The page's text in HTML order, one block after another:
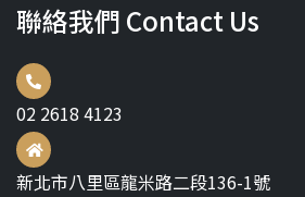
聯絡我們 Contact Us
02 2618 4123
新北市八里區龍米路二段136-1號